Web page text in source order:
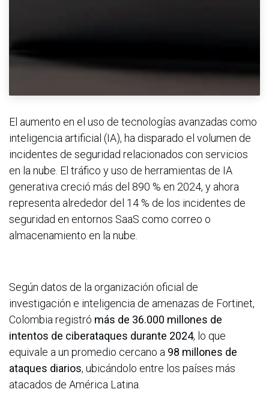
El aumento en el uso de tecnologías avanzadas como
inteligencia artificial (IA), ha disparado el volumen de
incidentes de seguridad relacionados con servicios
en la nube. El tráfico y uso de herramientas de IA
generativa creció más del 890 % en 2024, y ahora
representa alrededor del 14 % de los incidentes de
seguridad en entornos SaaS como correo o
almacenamiento en la nube.
Según datos de la organización oficial de
investigación e inteligencia de amenazas de Fortinet,
Colombia registró más de 36.000 millones de
intentos de ciberataques durante 2024, lo que
equivale a un promedio cercano a 98 millones de
ataques diarios, ubicándolo entre los países más
atacados de América Latina.